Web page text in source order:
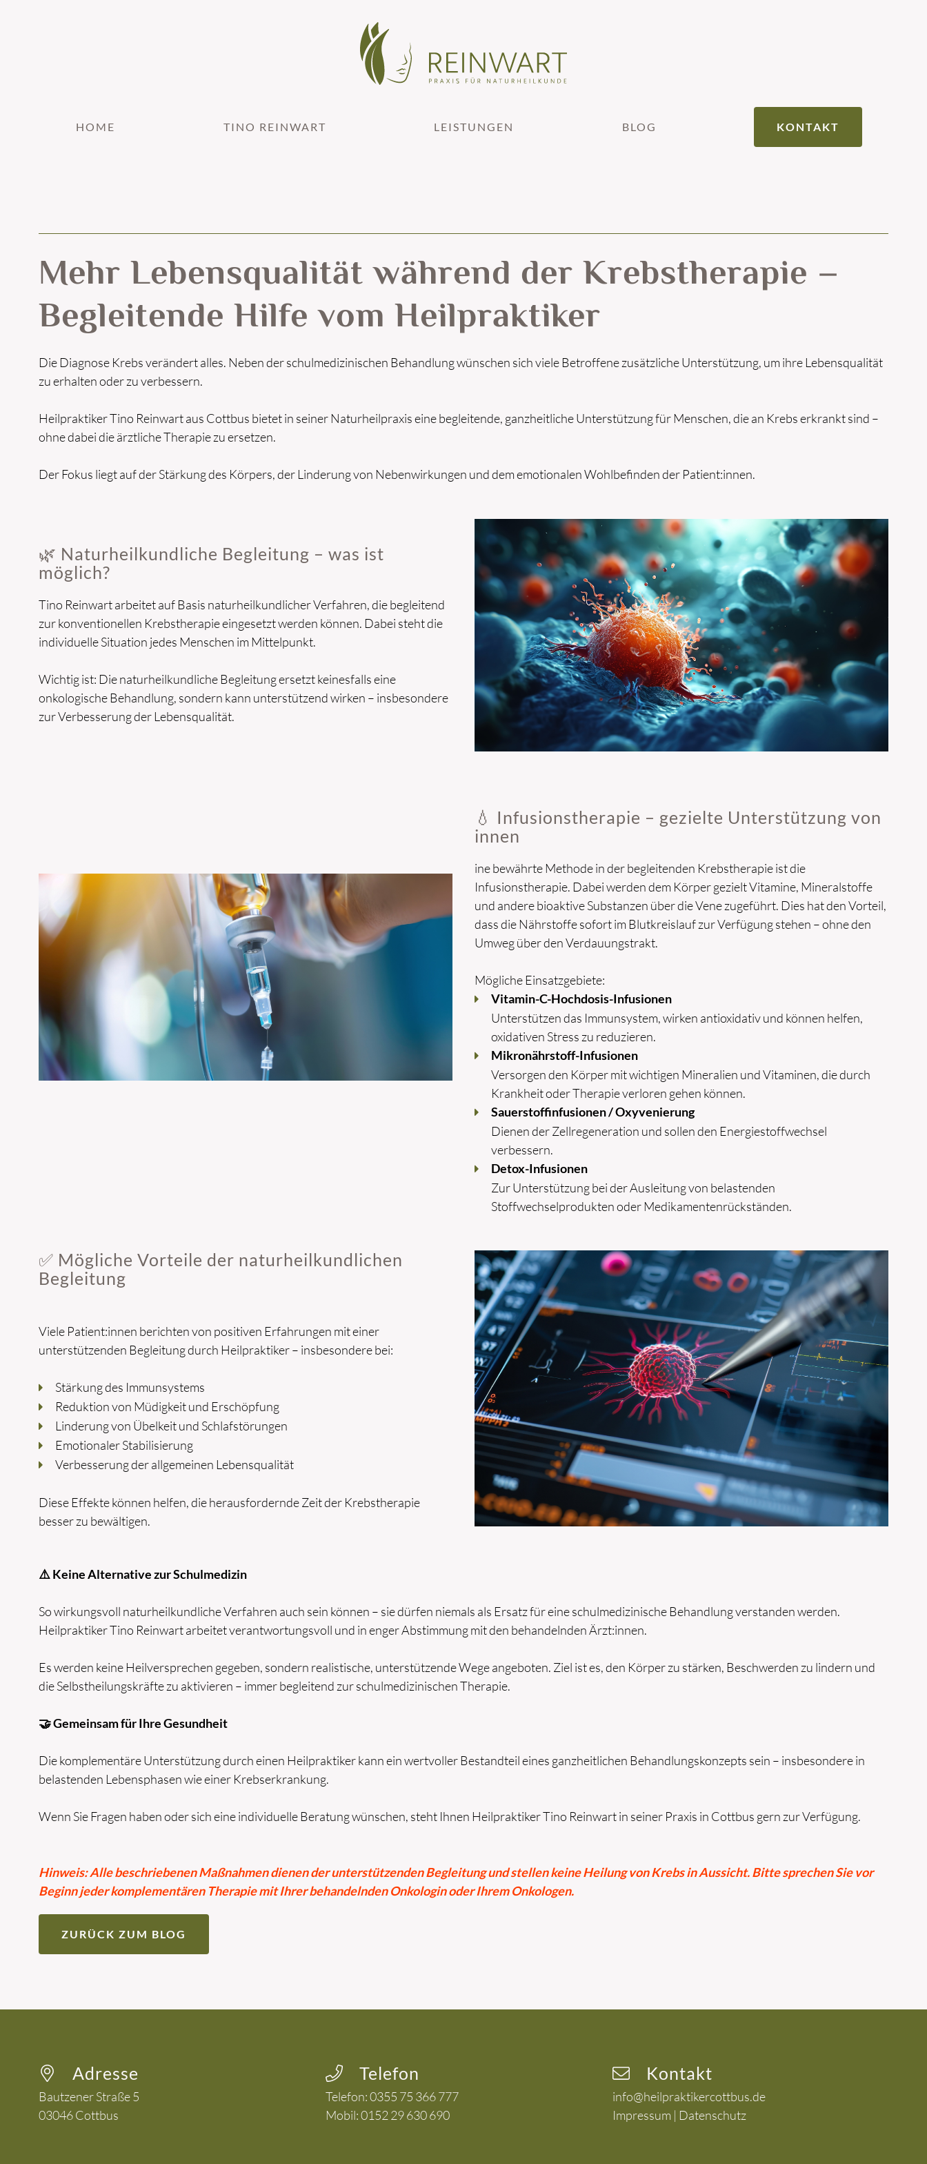
HOME TINO REINWART LEISTUNGEN BLOG KONTAKT
Mehr Lebensqualität während der Krebstherapie –
Begleitende Hilfe vom Heilpraktiker
Die Diagnose Krebs verändert alles. Neben der schulmedizinischen Behandlung wünschen sich viele Betroffene zusätzliche Unterstützung, um ihre Lebensqualität
zu erhalten oder zu verbessern.
Heilpraktiker Tino Reinwart aus Cottbus bietet in seiner Naturheilpraxis eine begleitende, ganzheitliche Unterstützung für Menschen, die an Krebs erkrankt sind –
ohne dabei die ärztliche Therapie zu ersetzen.
Der Fokus liegt auf der Stärkung des Körpers, der Linderung von Nebenwirkungen und dem emotionalen Wohlbefinden der Patient:innen.
🌿 Naturheilkundliche Begleitung – was ist
möglich?
Tino Reinwart arbeitet auf Basis naturheilkundlicher Verfahren, die begleitend
zur konventionellen Krebstherapie eingesetzt werden können. Dabei steht die
individuelle Situation jedes Menschen im Mittelpunkt.
Wichtig ist: Die naturheilkundliche Begleitung ersetzt keinesfalls eine
onkologische Behandlung, sondern kann unterstützend wirken – insbesondere
zur Verbesserung der Lebensqualität.
💧 Infusionstherapie – gezielte Unterstützung von
innen
ine bewährte Methode in der begleitenden Krebstherapie ist die
Infusionstherapie. Dabei werden dem Körper gezielt Vitamine, Mineralstoffe
und andere bioaktive Substanzen über die Vene zugeführt. Dies hat den Vorteil,
dass die Nährstoffe sofort im Blutkreislauf zur Verfügung stehen – ohne den
Umweg über den Verdauungstrakt.
Mögliche Einsatzgebiete:
Vitamin-C-Hochdosis-Infusionen
Unterstützen das Immunsystem, wirken antioxidativ und können helfen,
oxidativen Stress zu reduzieren.
Mikronährstoff-Infusionen
Versorgen den Körper mit wichtigen Mineralien und Vitaminen, die durch
Krankheit oder Therapie verloren gehen können.
Sauerstoffinfusionen / Oxyvenierung
Dienen der Zellregeneration und sollen den Energiestoffwechsel
verbessern.
Detox-Infusionen
Zur Unterstützung bei der Ausleitung von belastenden
Stoffwechselprodukten oder Medikamentenrückständen.
✅ Mögliche Vorteile der naturheilkundlichen
Begleitung
Viele Patient:innen berichten von positiven Erfahrungen mit einer
unterstützenden Begleitung durch Heilpraktiker – insbesondere bei:
Stärkung des Immunsystems
Reduktion von Müdigkeit und Erschöpfung
Linderung von Übelkeit und Schlafstörungen
Emotionaler Stabilisierung
Verbesserung der allgemeinen Lebensqualität
Diese Effekte können helfen, die herausfordernde Zeit der Krebstherapie
besser zu bewältigen.
⚠️ Keine Alternative zur Schulmedizin
So wirkungsvoll naturheilkundliche Verfahren auch sein können – sie dürfen niemals als Ersatz für eine schulmedizinische Behandlung verstanden werden.
Heilpraktiker Tino Reinwart arbeitet verantwortungsvoll und in enger Abstimmung mit den behandelnden Ärzt:innen.
Es werden keine Heilversprechen gegeben, sondern realistische, unterstützende Wege angeboten. Ziel ist es, den Körper zu stärken, Beschwerden zu lindern und
die Selbstheilungskräfte zu aktivieren – immer begleitend zur schulmedizinischen Therapie.
🤝 Gemeinsam für Ihre Gesundheit
Die komplementäre Unterstützung durch einen Heilpraktiker kann ein wertvoller Bestandteil eines ganzheitlichen Behandlungskonzepts sein – insbesondere in
belastenden Lebensphasen wie einer Krebserkrankung.
Wenn Sie Fragen haben oder sich eine individuelle Beratung wünschen, steht Ihnen Heilpraktiker Tino Reinwart in seiner Praxis in Cottbus gern zur Verfügung.
Hinweis: Alle beschriebenen Maßnahmen dienen der unterstützenden Begleitung und stellen keine Heilung von Krebs in Aussicht. Bitte sprechen Sie vor
Beginn jeder komplementären Therapie mit Ihrer behandelnden Onkologin oder Ihrem Onkologen.
ZURÜCK ZUM BLOG
Adresse
Bautzener Straße 5
03046Cottbus
Telefon
Telefon:0355 75 366 777
Mobil:0152 29 630 690
Kontakt
info@heilpraktikercottbus.de
Impressum | Datenschutz